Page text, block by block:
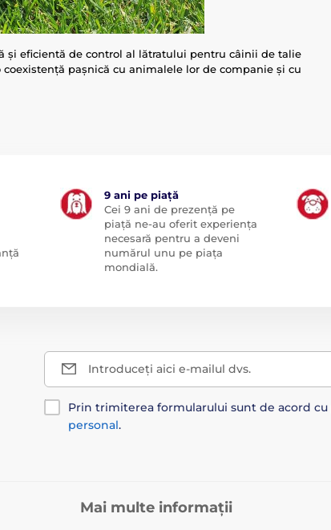
și eficientă de control al lătratului pentru câinii de talie
pașnică cu animalele lor de companie și cu
9 ani pe piață
Cei 9 ani de prezență pe
piață ne-au oferit experiența
necesară pentru a deveni
numărul unu pe piața
mondială.
Introduceți aici e-mailul dvs.
Prin trimiterea formularului sunt de acord cu
personal.
Mai multe informații